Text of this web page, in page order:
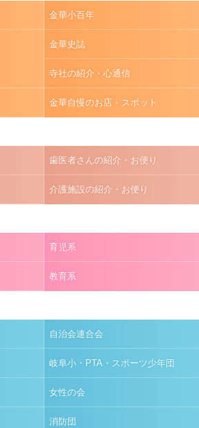
金華小百年
金華史誌
寺社の紹介・心通信
金華自慢のお店・スポット
歯医者さんの紹介・お便り
介護施設の紹介・お便り
育児系
教育系
自治会連合会
岐阜小・PTA・スポーツ少年団
女性の会
消防団